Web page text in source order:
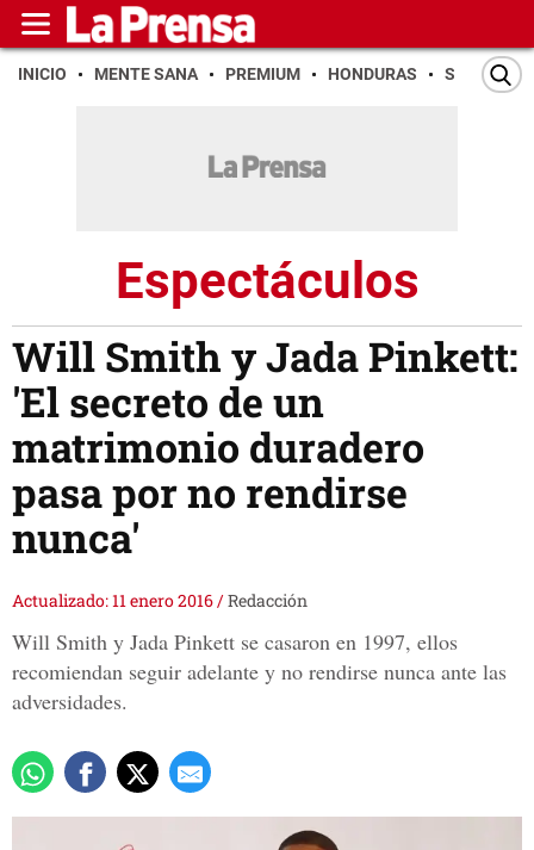
INICIO MENTE SANA PREMIUM HONDURAS SAN PEDRO
Espectáculos
Will Smith y Jada Pinkett:
'El secreto de un
matrimonio duradero
pasa por no rendirse
nunca'
Actualizado: 11 enero 2016/Redacción
Will Smith y Jada Pinkett se casaron en 1997, ellos
recomiendan seguir adelante y no rendirse nunca ante las
adversidades.